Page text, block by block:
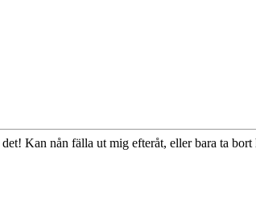
Kan nån fälla ut mig efteråt, eller bara ta